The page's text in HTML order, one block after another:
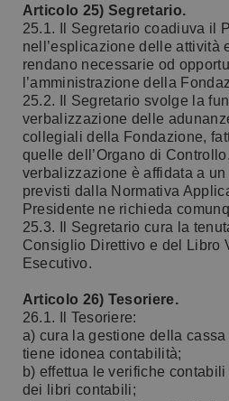
Articolo 25) Segretario.
25.1. Il Segretario coadiuva il
nell’esplicazione delle attività
rendano necessarie od
l’amministrazione della
25.2. Il Segretario svolge la
verbalizzazione delle
collegiali della Fondazione,
quelle dell’Organo di
verbalizzazione è affidata a
previsti dalla Normativa
Presidente ne richieda
25.3. Il Segretario cura la
Consiglio Direttivo e del Libro
Esecutivo.
Articolo 26) Tesoriere.
26.1. Il Tesoriere:
a) cura la gestione della
tiene idonea contabilità;
b) effettua le verifiche
dei libri contabili;